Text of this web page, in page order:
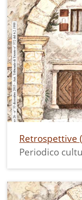
Retrospettive
Periodico